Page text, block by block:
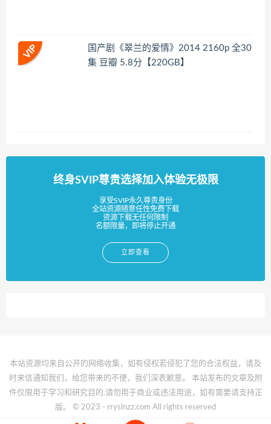
国产剧《翠兰的爱情》2014 2160p 全30
集 豆瓣 5.8分【220GB】
终身SVIP尊贵选择加入体验无极限
享受SVIP永久尊贵身份
全站资源随意任性免费下载
资源下载无任何限制
名额限量，即将停止开通
立即查看
本站资源均来自公开的网络收集，如有侵权若侵犯了您的合法权益，请及
时来信通知我们，给您带来的不便，我们深表歉意。 本站发布的文章及附
件仅限用于学习和研究目的.请勿用于商业或违法用途，如有需要请支持正
版。 © 2023 - rryslnzz.com All rights reserved